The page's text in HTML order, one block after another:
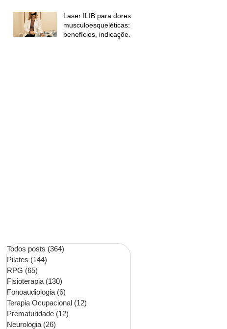
Laser ILIB para dores
musculoesqueléticas:
benefícios, indicações
Todos posts (364)
Pilates (144)
RPG (65)
Fisioterapia (130)
Fonoaudiologia (6)
Terapia Ocupacional (12)
Prematuridade (12)
Neurologia (26)